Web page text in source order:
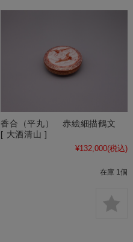
香合（平丸） 赤絵細描鶴文
[ 大酒清山 ]
¥132,000(税込)
在庫 1個